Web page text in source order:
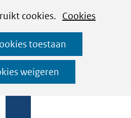
cookies. Cookies
toestaan
weigeren
Ga
naar
de
inhoud